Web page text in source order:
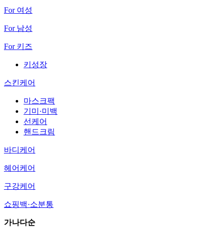
For 여성
For 남성
For 키즈
키성장
스킨케어
마스크팩
기미·미백
선케어
핸드크림
바디케어
헤어케어
구강케어
쇼핑백·소분통
가나다순